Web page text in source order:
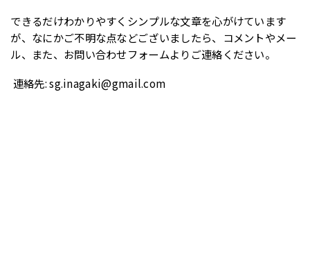
できるだけわかりやすくシンプルな文章を心がけています
が、なにかご不明な点などございましたら、コメントやメー
ル、また、お問い合わせフォームよりご連絡ください。
連絡先: sg.inagaki@gmail.com